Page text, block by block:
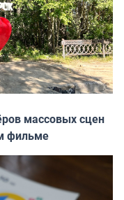
массовых сцен
фильме